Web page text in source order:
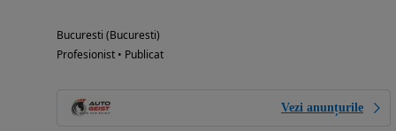
Bucuresti (Bucuresti)
Profesionist • Publicat
Vezi anunțurile